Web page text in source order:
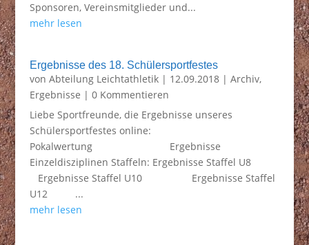
Sponsoren, Vereinsmitglieder und...
mehr lesen
Ergebnisse des 18. Schülersportfestes
von Abteilung Leichtathletik| 12.09.2018| Archiv,
Ergebnisse | 0 Kommentieren
Liebe Sportfreunde, die Ergebnisse unseres
Schülersportfestes online:
Pokalwertung Ergebnisse
Einzeldisziplinen Staffeln: Ergebnisse Staffel U8
Ergebnisse Staffel U10 Ergebnisse Staffel
U12 ...
mehr lesen